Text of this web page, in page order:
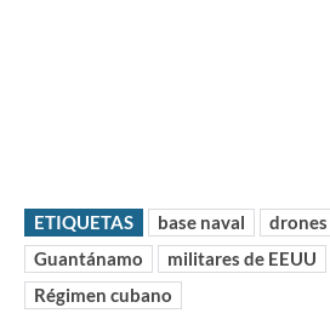
ETIQUETAS base naval
Guantánamo
militares de EEUU
Régimen cubano